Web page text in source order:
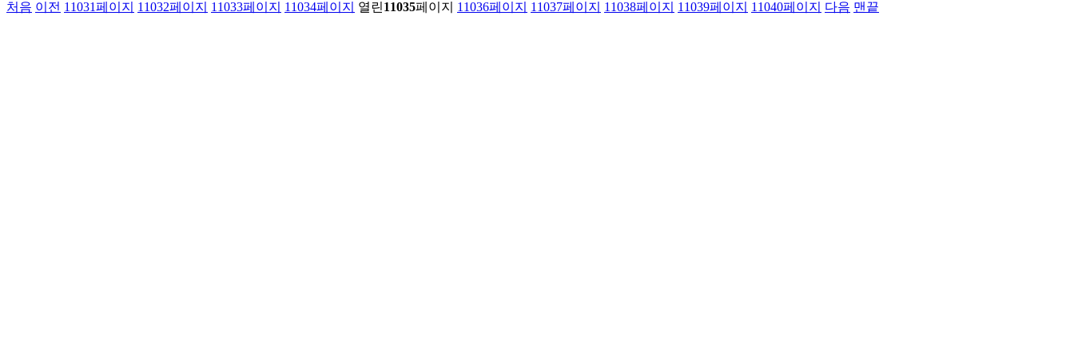
처음 이전 11031페이지 11032페이지 11033페이지 11034페이지 열린11035페이지 11036페이지 11037페이지 11038페이지 11039페이지 11040페이지 다음 맨끝